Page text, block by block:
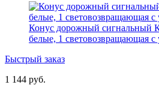
Конус дорожный сигнальный
белые, 1 световозвращающая с
Быстрый заказ
1 144 руб.